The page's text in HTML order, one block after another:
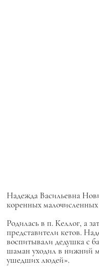
Надежда Васильевна
коренных
Родилась в п. Келлог, а
представители кетов.
воспитывали дедушка с
шаман уходил в нижний
ушедших людей».